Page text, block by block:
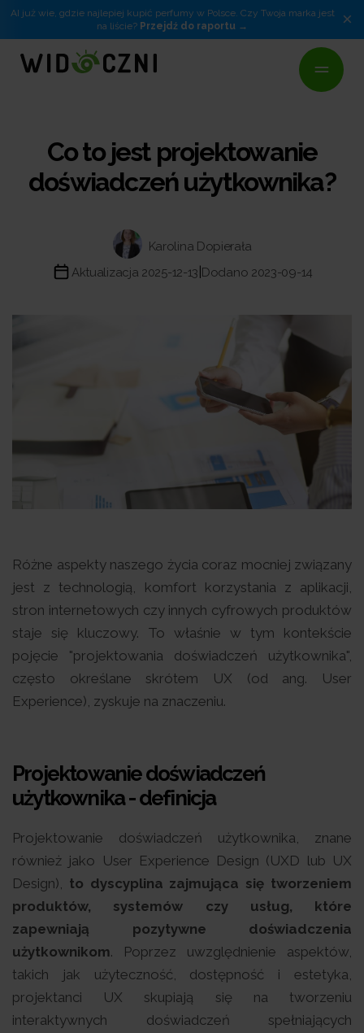
AI już wie, gdzie najlepiej kupić perfumy w Polsce. Czy Twoja marka jest
na liście? Przejdź do raportu ×
Co to jest projektowanie
doświadczeń użytkownika?
Karolina Dopierała
Aktualizacja 2025-12-13 Dodano 2023-09-14
Różne aspekty naszego życia coraz mocniej związany
jest z technologią, komfort korzystania z aplikacji,
stron internetowych czy innych cyfrowych produktów
staje się kluczowy. To właśnie w tym kontekście
pojęcie "projektowania doświadczeń użytkownika",
często określane skrótem UX (od ang. User
Experience), zyskuje na znaczeniu.
Projektowanie doświadczeń
użytkownika - definicja
Projektowanie doświadczeń użytkownika, znane
również jako User Experience Design (UXD lub UX
Design), to dyscyplina zajmująca się tworzeniem
produktów, systemów czy usług, które
zapewniają pozytywne doświadczenia
użytkownikom. Poprzez uwzględnienie aspektów,
takich jak użyteczność, dostępność i estetyka,
projektanci UX skupiają się na tworzeniu
interaktywnych doświadczeń spełniających